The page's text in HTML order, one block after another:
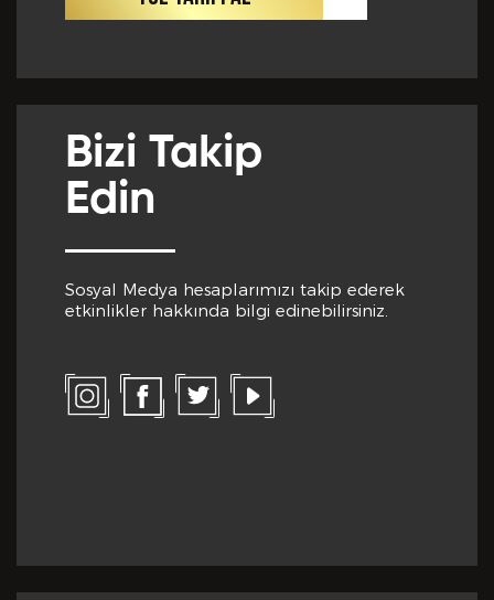
Bizi Takip
Edin
Sosyal Medya hesaplarımızı takip ederek
etkinlikler hakkında bilgi edinebilirsiniz.
E-Posta *
Eğitim Bilgileri
Yabancı Dil *
Bize Kaç Yıldız Verirdiniz?